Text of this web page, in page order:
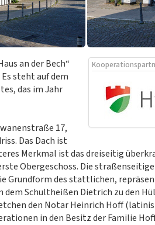
an der Bech“
steht auf dem
das im Jahr
17,
Das Dach ist
Merkmal ist das dreiseitig
Obergeschoss. Die
Grundform des stattlichen,
dem Schultheißen Dietrich zu den
den Notar Heinrich Hoff
in den Besitz der Familie